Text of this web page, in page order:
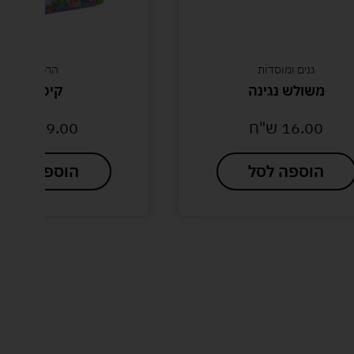
גנים ומוסדות
משולש נגינה
16.00 ש"ח
הוספה לסל
הרכבות
קיפודון
59.00
הוספה לסל